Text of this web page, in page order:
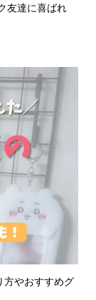
友達に喜ばれ
方やおすすめグ